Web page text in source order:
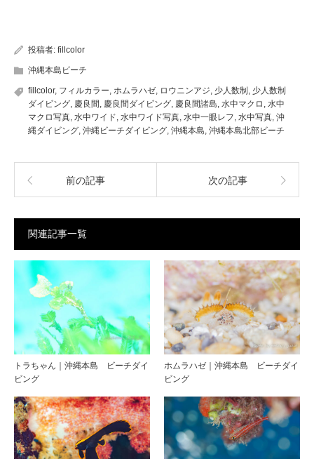
投稿者: fillcolor
沖縄本島ビーチ
fillcolor, フィルカラー ホムラハゼ ロウニンアジ 少人数制 少人数制
ダイビング 慶良間 慶良間ダイビング 慶良間諸島 水中マクロ 水中
マクロ写真 水中ワイド 水中ワイド写真 水中一眼レフ 水中写真 沖
縄ダイビング 沖縄ビーチダイビング 沖縄本島 沖縄本島北部ビーチ
前の記事 次の記事
関連記事一覧
トラちゃん｜沖縄本島 ビーチダイ
ビング
ホムラハゼ｜沖縄本島 ビーチダイ
ビング